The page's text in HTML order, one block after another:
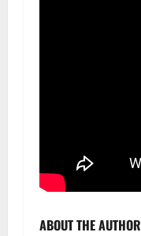
ABOUT THE AUTHOR